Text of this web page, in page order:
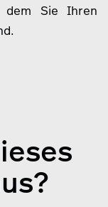
dem Sie Ihren